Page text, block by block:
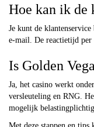
Hoe kan ik de
Je kunt de
e-mail. De reactietijd per
Is Golden
Ja, het casino werkt
versleuteling en RNG.
mogelijk